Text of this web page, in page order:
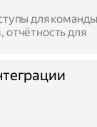
для
отчётность для